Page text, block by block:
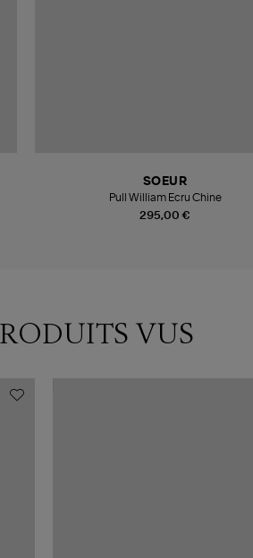
295,00 €
SOEUR
Pull William Ecru Chine
VUS